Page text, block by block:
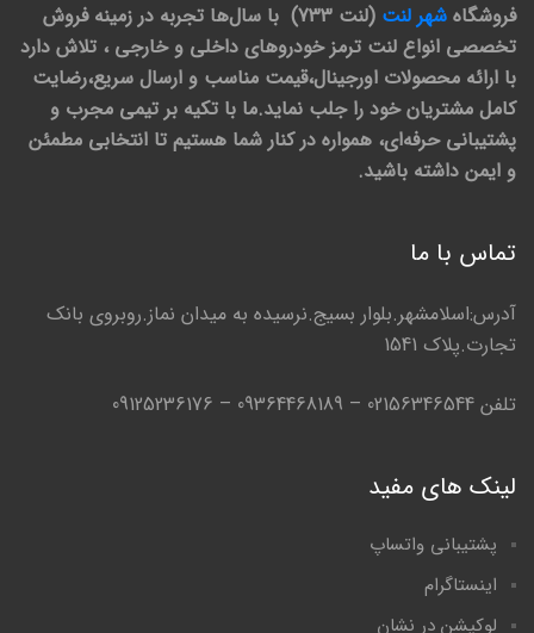
فروشگاه شهر لنت
(لنت 733) با سال‌ها تجربه در زمینه فروش
تخصصی انواع لنت ترمز خودروهای داخلی و خارجی ، تلاش دارد
با ارائه محصولات اورجینال،قیمت مناسب و ارسال سریع،رضایت
کامل مشتریان خود را جلب نماید.ما با تکیه بر تیمی مجرب و
پشتیبانی حرفه‌ای، همواره در کنار شما هستیم تا انتخابی مطمئن
و ایمن داشته باشید.
تماس با ما
آدرس:اسلامشهر.بلوار بسیج.نرسیده به میدان نماز.روبروی بانک
تجارت.پلاک 1541
تلفن 02156346544 – 09364468189 – 09125236176
لینک های مفید
پشتیبانی واتساپ
اینستاگرام
لوکیشن در نشان